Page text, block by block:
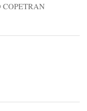
COPETRAN